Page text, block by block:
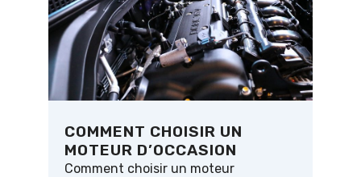
COMMENT CHOISIR UN
MOTEUR D’OCCASION
Comment choisir un moteur